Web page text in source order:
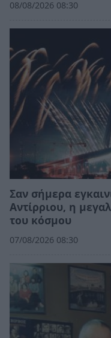
08/08/2026 08:30
Σαν σήμερα
Αντίρριου, η
του κόσμου
07/08/2026 08:30